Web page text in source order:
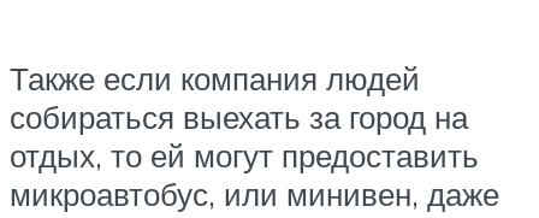
Также если компания людей
собираться выехать за город на
отдых, то ей могут предоставить
микроавтобус, или минивен, даже